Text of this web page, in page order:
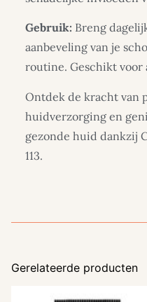
Gebruik: Breng
aanbeveling van je
routine. Geschikt voor
Ontdek de kracht van
huidverzorging en
gezonde huid dankzij
113.
Gerelateerde producten